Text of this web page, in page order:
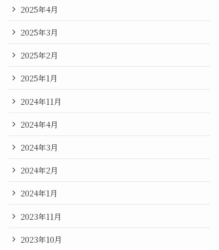
2025年4月
2025年3月
2025年2月
2025年1月
2024年11月
2024年4月
2024年3月
2024年2月
2024年1月
2023年11月
2023年10月